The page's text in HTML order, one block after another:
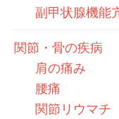
副甲状腺機能
関節・骨の疾病
肩の痛み
腰痛
関節リウマチ